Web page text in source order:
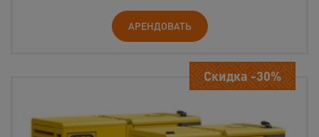
АРЕНДОВАТЬ
Скидка -30%